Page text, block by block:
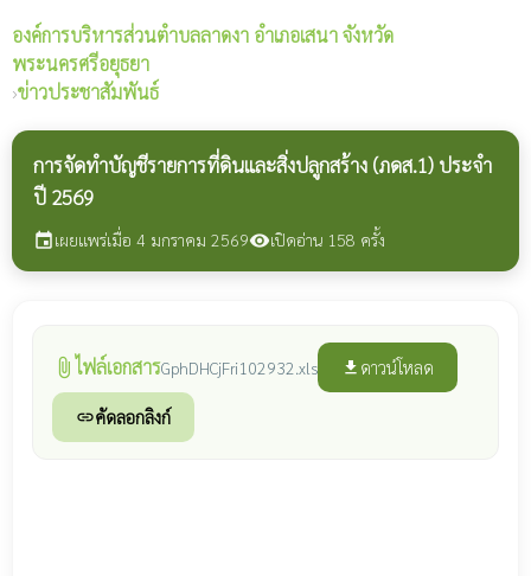
องค์การบริหารส่วนตำบลลาดงา อำเภอเสนา จังหวัด
พระนครศรีอยุธยา
›ข่าวประชาสัมพันธ์
การจัดทำบัญชีรายการที่ดินและสิ่งปลูกสร้าง (ภดส.1) ประจำ
ปี 2569
eventเผยแพร่เมื่อ 4 มกราคม 2569visibilityเปิดอ่าน 158 ครั้ง
attach_file ไฟล์เอกสารGphDHCjFri102932.xls file_download ดาวน์โหลด
linkคัดลอกลิงก์